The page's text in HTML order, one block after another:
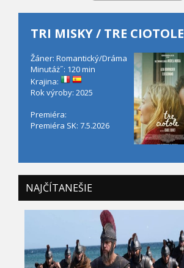
TRI MISKY / TRE CIOTOLE
Žáner: Romantický/Dráma
Minutáż˝: 120 min
Krajina:
Rok výroby: 2025
Premiéra:
Premiéra SK: 7.5.2026
NAJČÍTANEŠIE